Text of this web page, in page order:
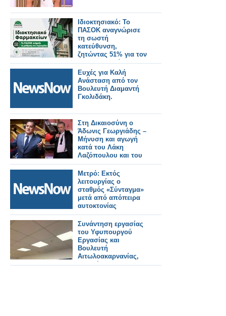
Ιδιοκτησιακό: Το
ΠΑΣΟΚ αναγνώρισε
τη σωστή
κατεύθυνση,
ζητώντας 51% για τον
φαρμακοποιό
Ευχές για Καλή
Ανάσταση από τον
Βουλευτή Διαμαντή
Γκολιδάκη.
Στη Δικαιοσύνη ο
Άδωνις Γεωργιάδης –
Μήνυση και αγωγή
κατά του Λάκη
Λαζόπουλου και του
Mega
Μετρό: Εκτός
λειτουργίας ο
σταθμός «Σύνταγμα»
μετά από απόπειρα
αυτοκτονίας
Συνάντηση εργασίας
του Υφυπουργού
Εργασίας και
Βουλευτή
Αιτωλοακαρνανίας,
του Δήμου